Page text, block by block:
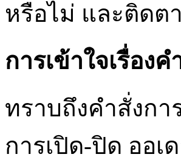
หรือไม่ และติดต
การเข้าใจเรื่อง
ทราบถึงคำสั่งก
การเปิด-ปิด ออเ